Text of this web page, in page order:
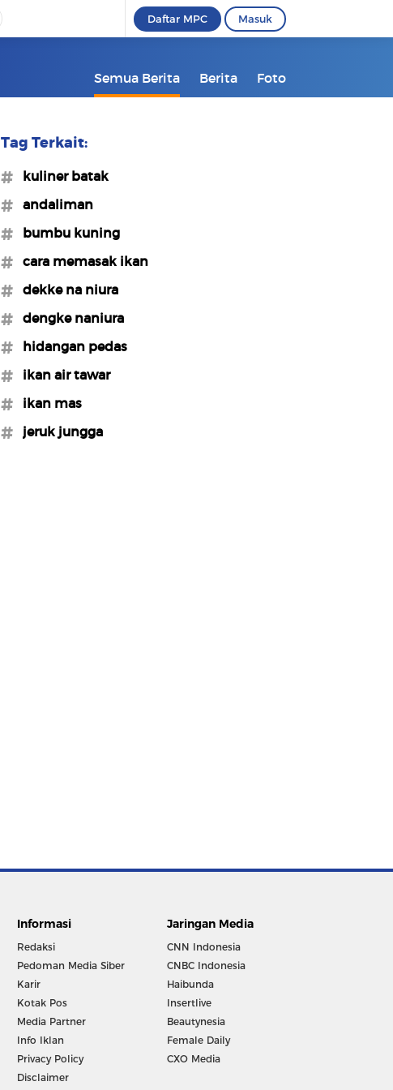
Daftar MPC Masuk
Semua Berita Berita Foto
Tag Terkait:
#kuliner batak
#andaliman
#bumbu kuning
#cara memasak ikan
#dekke na niura
#dengke naniura
#hidangan pedas
#ikan air tawar
#ikan mas
#jeruk jungga
Informasi
Redaksi
Pedoman Media Siber
Karir
Kotak Pos
Media Partner
Info Iklan
Privacy Policy
Disclaimer
Jaringan Media
CNN Indonesia
CNBC Indonesia
Haibunda
Insertlive
Beautynesia
Female Daily
CXO Media